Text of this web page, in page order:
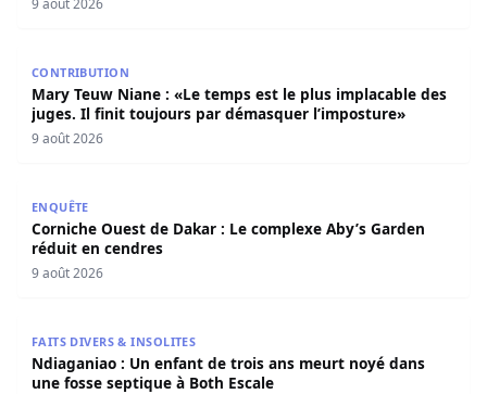
CONTRIBUTION
Mary Teuw Niane : «Le temps est le plus implacable des
juges. Il finit toujours par démasquer l’imposture»
9 août 2026
ENQUÊTE
Corniche Ouest de Dakar : Le complexe Aby’s Garden
réduit en cendres
9 août 2026
FAITS DIVERS & INSOLITES
Ndiaganiao : Un enfant de trois ans meurt noyé dans
une fosse septique à Both Escale